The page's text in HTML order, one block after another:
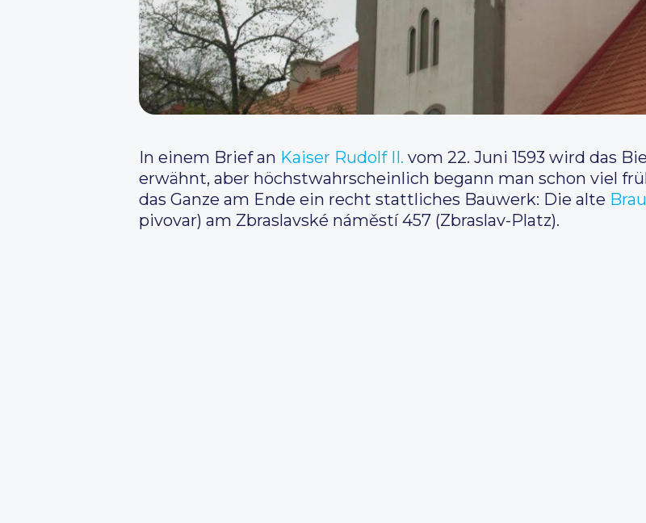
In einem Brief an Kaiser Rudolf II. vom 22. Juni 1593 wird das
erwähnt, aber höchstwahrscheinlich begann man schon viel
das Ganze am Ende ein recht stattliches Bauwerk: Die alte
pivovar) am Zbraslavské náměstí 457 (Zbraslav-Platz).